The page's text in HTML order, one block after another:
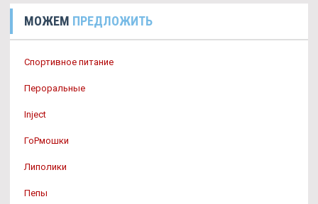
МОЖЕМ ПРЕДЛОЖИТЬ
Спортивное питание
Пероральные
Inject
ГоРмошки
Липолики
Пепы